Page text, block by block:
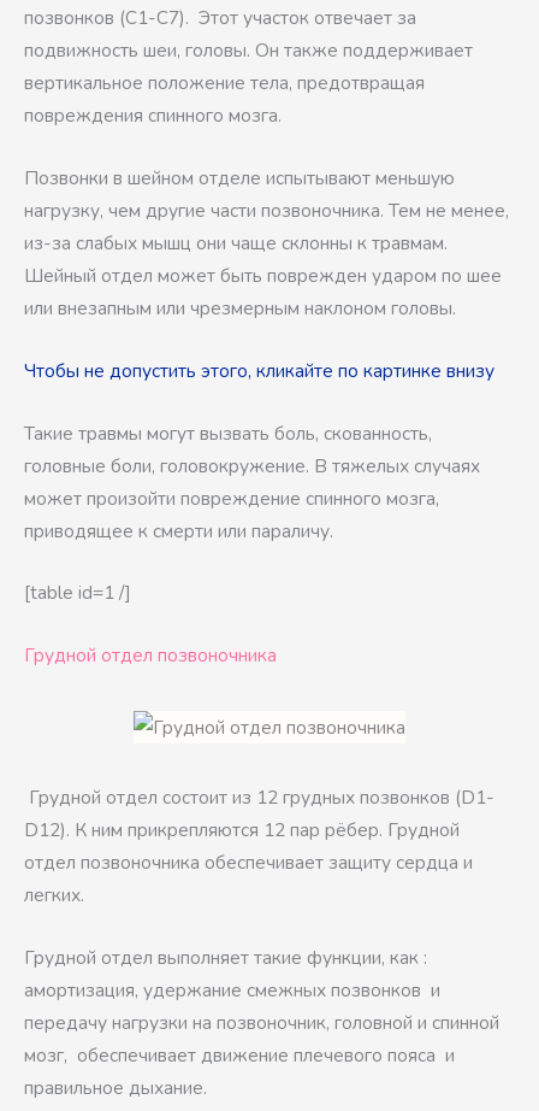
позвонков (C1-C7). Этот участок отвечает за
подвижность шеи, головы. Он также поддерживает
вертикальное положение тела, предотвращая
повреждения спинного мозга.
Позвонки в шейном отделе испытывают меньшую
нагрузку, чем другие части позвоночника. Тем не менее,
из-за слабых мышц они чаще склонны к травмам.
Шейный отдел может быть поврежден ударом по шее
или внезапным или чрезмерным наклоном головы.
Чтобы не допустить этого, кликайте по картинке внизу
Такие травмы могут вызвать боль, скованность,
головные боли, головокружение. В тяжелых случаях
может произойти повреждение спинного мозга,
приводящее к смерти или параличу.
[table id=1 /]
Грудной отдел позвоночника
Грудной отдел состоит из 12 грудных позвонков (D1-
D12). К ним прикрепляются 12 пар рёбер. Грудной
отдел позвоночника обеспечивает защиту сердца и
легких.
Грудной отдел выполняет такие функции, как :
амортизация, удержание смежных позвонков и
передачу нагрузки на позвоночник, головной и спинной
мозг, обеспечивает движение плечевого пояса и
правильное дыхание.